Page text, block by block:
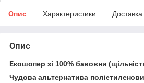
Опис Характеристики Доставка
Опис
Екошопер зі 100% бавовни
Чудова альтернатива